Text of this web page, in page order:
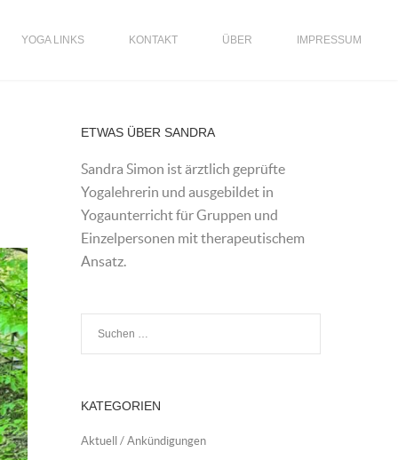
YOGA LINKS KONTAKT ÜBER IMPRESSUM
ETWAS ÜBER SANDRA
Sandra Simon ist ärztlich geprüfte
Yogalehrerin und ausgebildet in
Yogaunterricht für Gruppen und
Einzelpersonen mit therapeutischem
Ansatz.
KATEGORIEN
Aktuell / Ankündigungen